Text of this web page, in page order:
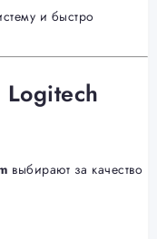
и быстро
Logitech
выбирают за качество